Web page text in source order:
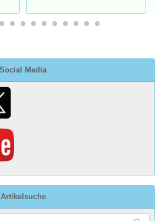
Social Media
Artikelsuche